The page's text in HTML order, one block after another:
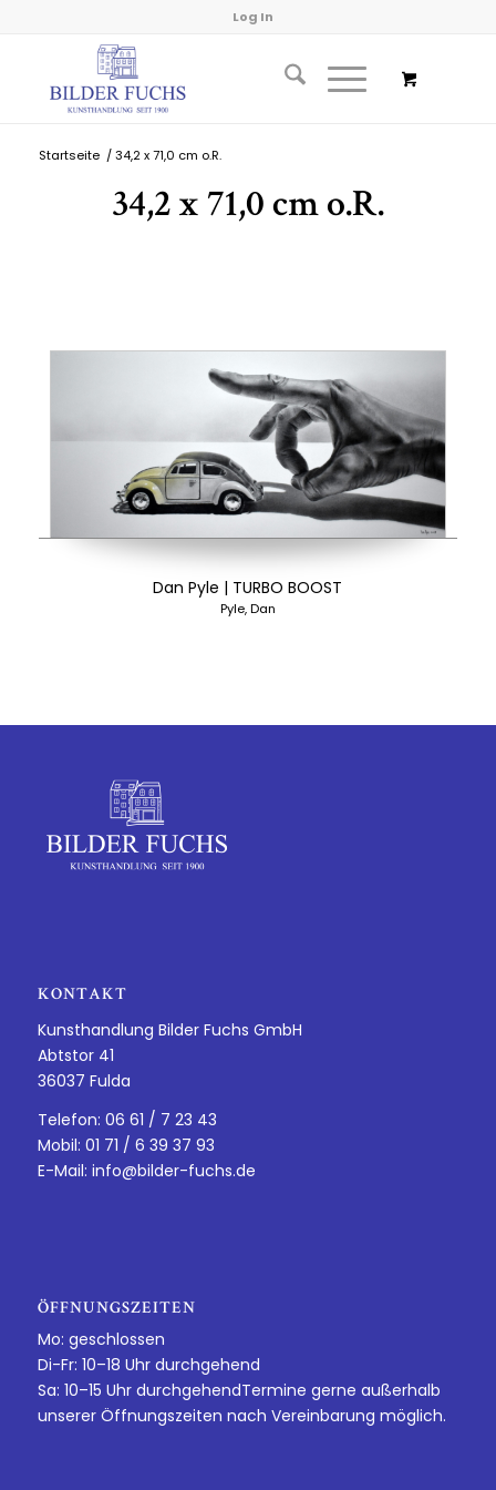
Log In
Startseite / 34,2 x 71,0 cm o.R.
34,2 x 71,0 cm o.R.
Dan Pyle | TURBO BOOST
Pyle, Dan
KONTAKT
Kunsthandlung Bilder Fuchs GmbH
Abtstor 41
36037 Fulda
Telefon: 06 61 / 7 23 43
Mobil: 01 71 / 6 39 37 93
E-Mail: info@bilder-fuchs.de
ÖFFNUNGSZEITEN
Mo: geschlossen
Di-Fr: 10–18 Uhr durchgehend
Sa: 10–15 Uhr durchgehendTermine gerne außerhalb
unserer Öffnungszeiten nach Vereinbarung möglich.